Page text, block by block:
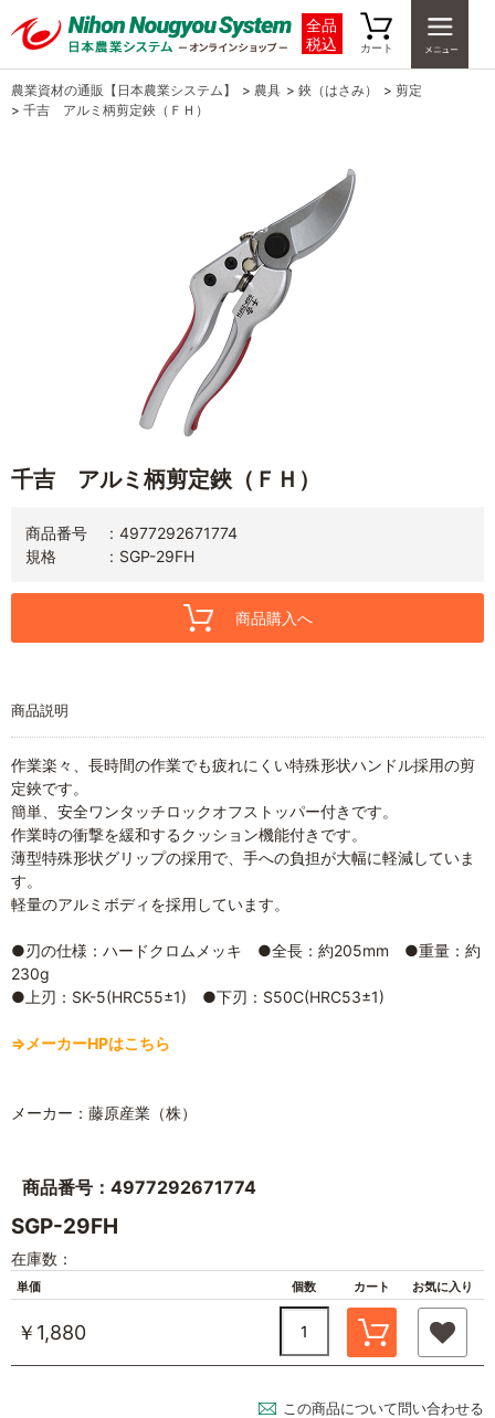
全品
税込
カート
農業資材の通販【日本農業システム】 > 農具 > 鋏（はさみ） > 剪定
> 千吉 アルミ柄剪定鋏（ＦＨ）
千吉 アルミ柄剪定鋏（ＦＨ）
商品番号
4977292671774
規格
SGP-29FH
商品購入へ
商品説明
作業楽々、長時間の作業でも疲れにくい特殊形状ハンドル採用の剪
定鋏です。
簡単、安全ワンタッチロックオフストッパー付きです。
作業時の衝撃を緩和するクッション機能付きです。
薄型特殊形状グリップの採用で、手への負担が大幅に軽減していま
す。
軽量のアルミボディを採用しています。
●刃の仕様：ハードクロムメッキ ●全長：約205mm ●重量：約
230g
●上刃：SK-5(HRC55±1) ●下刃：S50C(HRC53±1)
⇒メーカーHPはこちら
メーカー：藤原産業（株）
商品番号：4977292671774
SGP-29FH
在庫数：
単価 個数 カート お気に入り
￥1,880
この商品について問い合わせる